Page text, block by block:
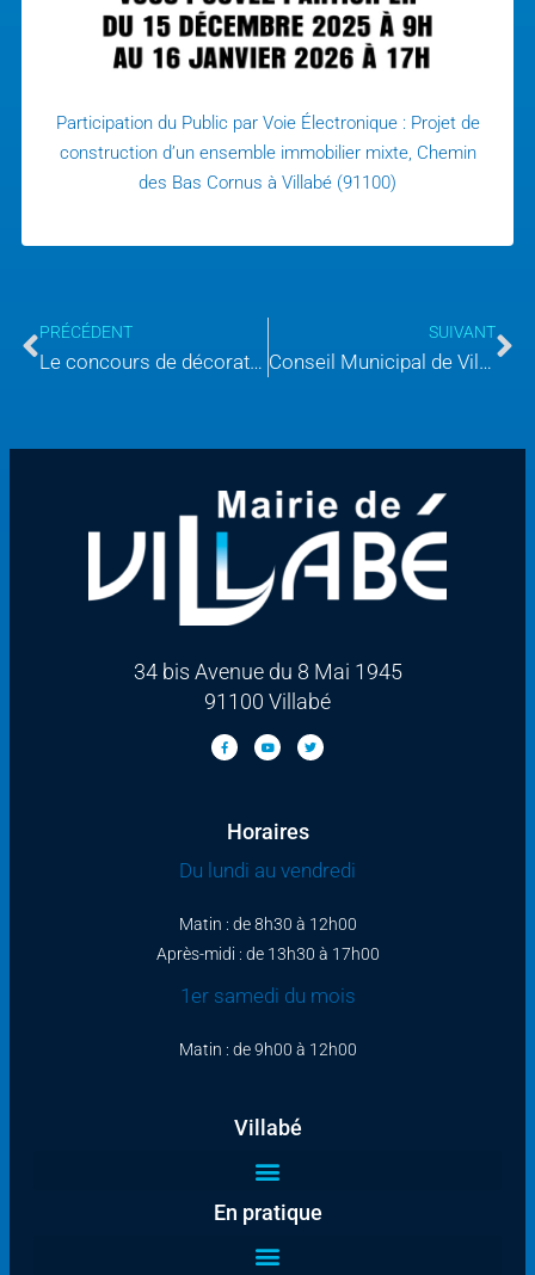
Participation du Public par Voie Électronique : Projet de
construction d’un ensemble immobilier mixte, Chemin
des Bas Cornus à Villabé (91100)
PRÉCÉDENT
Le concours de décorations de Noël 2025 de Villabé est lancé !
SUIVANT
Conseil Municipal de Villabé du 18 décembre 2025
34 bis Avenue du 8 Mai 1945
91100 Villabé
Horaires
Du lundi au vendredi
Matin : de 8h30 à 12h00
Après-midi : de 13h30 à 17h00
1er samedi du mois
Matin : de 9h00 à 12h00
Villabé
En pratique